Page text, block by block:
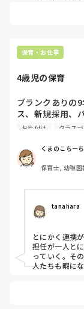
けど、計算が
結局終わらなく
これを今日中？
私も家に帰りた
ってください」
とりあえず片付
理事の人や園長
私ターゲットに
そもそも、絵
費用の計算は担
補助にそれを全
私の事人間と思
残業代なんかも
しかもお金を計
いてもいいのか
と心配になった
その子の気持ち
ことのどちらを
みなさんはどう
具体的にどうし
いです！
保育・お仕事
4歳児の保育
ブランクありの
ス、新規採用、
り、その子たち
まず話が聞けな
などわざと部屋
伝え方、関わり
お片付け クラス
くまのこちー
保育士, 幼稚
tanahara
とにかく連携
担任が一人と
っていく。そ
人たちも暇に
の分担が必要